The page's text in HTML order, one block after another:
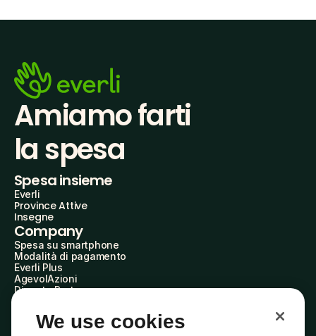
Amiamo farti
la spesa
Spesa insieme
Everli
Province Attive
Insegne
Company
Spesa su smartphone
Modalità di pagamento
Everli Plus
AgevolAzioni
Diventa Partner
Everli Shoppers
About Us
We use cookies